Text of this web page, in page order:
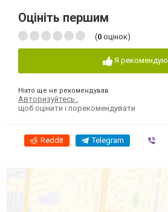
Оцініть першим
(0 оцінок)
Я рекомендую
Ніхто ще не рекомендував
Авторизуйтесь
щоб оцінити і порекомендувати
Reddit Telegram